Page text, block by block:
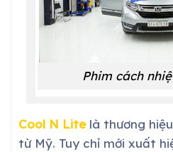
Phim cách
Cool N Litelà thương
từ Mỹ. Tuy chỉ mới xuất